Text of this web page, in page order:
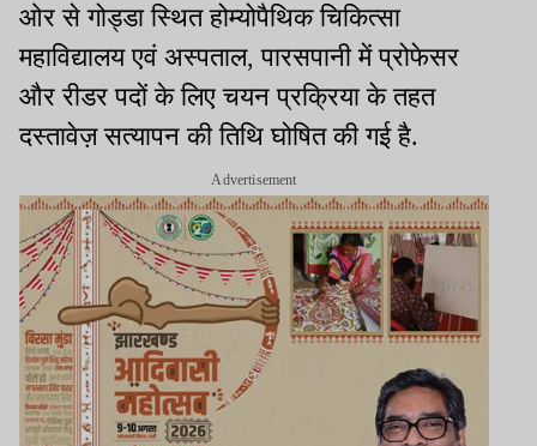
ओर से गोड्डा स्थित होम्योपैथिक चिकित्सा
महाविद्यालय एवं अस्पताल, पारसपानी में प्रोफेसर
और रीडर पदों के लिए चयन प्रक्रिया के तहत
दस्तावेज़ सत्यापन की तिथि घोषित की गई है.
Advertisement